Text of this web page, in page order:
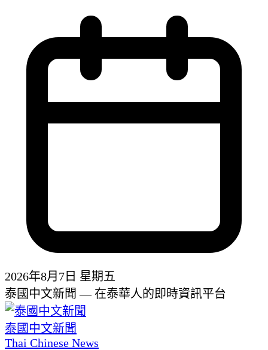
2026年8月7日 星期五
泰國中文新聞 — 在泰華人的即時資訊平台
泰國中文新聞
Thai Chinese News